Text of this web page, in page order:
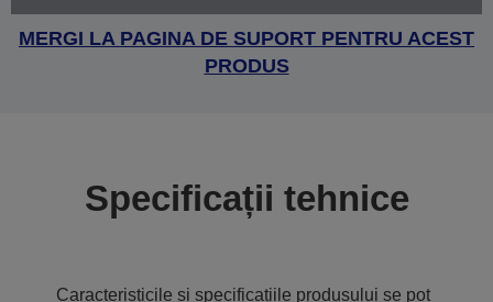
MERGI LA PAGINA DE SUPORT PENTRU ACEST
PRODUS
Specificații tehnice
Caracteristicile și specificațiile produsului se pot